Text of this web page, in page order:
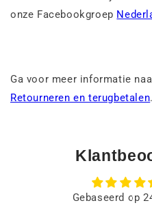
onze Facebookgroep
Ga voor meer informatie
Retourneren en terugbetalen.
Gebaseerd op